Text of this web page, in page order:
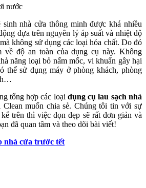
nước
nhà cửa thông minh được khá nhiều
dựa trên nguyên lý áp suất và nhiệt độ
không sử dụng các loại hóa chất. Do đó
về độ an toàn của dụng cụ này. Không
năng loại bỏ nấm mốc, vi khuẩn gây hại
thể sử dụng máy ở phòng khách, phòng
tổng hợp các loại dụng cụ lau sạch nhà
Clean muốn chia sẻ. Chúng tôi tin với sự
trên thì việc dọn dẹp sẽ rất đơn giản và
đã quan tâm và theo dõi bài viết!
nhà cửa trước tết